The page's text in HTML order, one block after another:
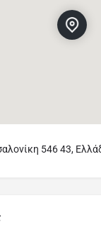
546 43,